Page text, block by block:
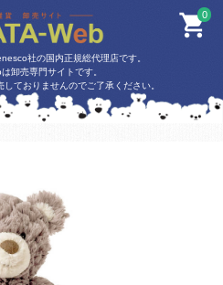
0
社の国内正規総代理店です。
卸売専門サイトです。
ておりませんのでご了承ください。